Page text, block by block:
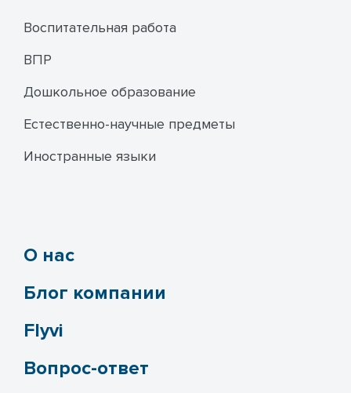
Воспитательная работа
ВПР
Дошкольное образование
Естественно-научные предметы
Иностранные языки
О нас
Блог компании
Flyvi
Вопрос-ответ